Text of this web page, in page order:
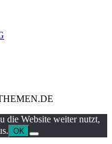
die Website weiter nutzt,
OK